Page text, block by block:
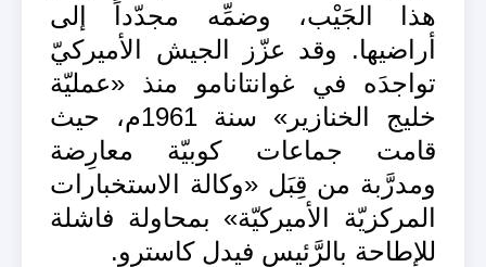
هذا الجَيْب، وضمِّه مجدّداً إلى
أراضيها. وقد عزّز الجيش الأميركيّ
تواجدَه في غوانتانامو منذ «عمليّة
خليج الخنازير» سنة 1961م، حيث
قامت جماعات كوبيّة معارِضة
ومدرَّبة من قِبَل «وكالة الاستخبارات
المركزيّة الأميركيّة» بمحاولة فاشلة
للإطاحة بالرَّئيس فيدل كاسترو.